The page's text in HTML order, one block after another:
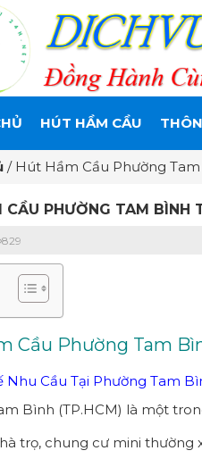
HÚT HẦM CẦU
/ Hút Hầm Cầu Phường
CẦU PHƯỜNG TAM BÌNH
829
Cầu Phường Tam
Nhu Cầu Tại Phường Tam
Bình (TP.HCM) là một
trọ, chung cư mini